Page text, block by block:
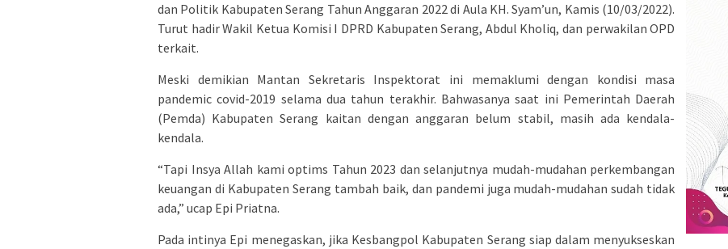
dan Politik Kabupaten Serang Tahun Anggaran 2022 di Aula KH. Syam’un, Kamis (10/03/2022).
Turut hadir Wakil Ketua Komisi I DPRD Kabupaten Serang, Abdul Kholiq, dan perwakilan OPD
terkait.
Meski demikian Mantan Sekretaris Inspektorat ini memaklumi dengan kondisi masa
pandemic covid-2019 selama dua tahun terakhir. Bahwasanya saat ini Pemerintah Daerah
(Pemda) Kabupaten Serang kaitan dengan anggaran belum stabil, masih ada kendala-
kendala.
“Tapi Insya Allah kami optims Tahun 2023 dan selanjutnya mudah-mudahan perkembangan
keuangan di Kabupaten Serang tambah baik, dan pandemi juga mudah-mudahan sudah tidak
ada,” ucap Epi Priatna.
Pada intinya Epi menegaskan, jika Kesbangpol Kabupaten Serang siap dalam menyukseskan